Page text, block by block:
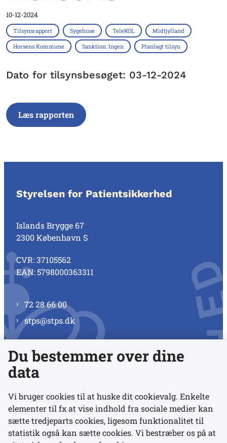
10-12-2024
Tilsynsrapport Sygehuse TeleKOL Midtjylland
Horsens Kommune Sanktion: Ingen Planlagt tilsyn
Dato for tilsynsbesøget: 03-12-2024
Læs rapporten
Styrelsen for Patientsikkerhed
Islands Brygge 67
2300 København S
CVR: 37105562
EAN: 5798000363311
72 28 66 00
stps@stps.dk
Se alle kontaktnumre
Links
Du bestemmer over dine
data
Vi bruger cookies til at huske dit cookievalg. Enkelte
elementer til fx at vise indhold fra sociale medier kan
sætte tredjeparts cookies, ligesom funktionalitet til
statistik også kan sætte cookies. Vi bestræber os på at